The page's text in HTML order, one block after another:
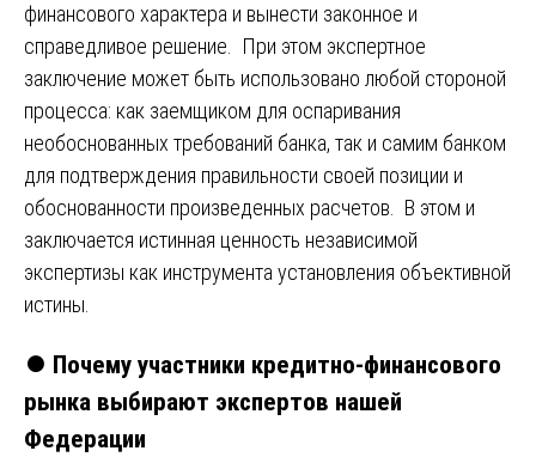
финансового характера и вынести законное и
справедливое решение. При этом экспертное
заключение может быть использовано любой стороной
процесса: как заемщиком для оспаривания
необоснованных требований банка, так и самим банком
для подтверждения правильности своей позиции и
обоснованности произведенных расчетов. В этом и
заключается истинная ценность независимой
экспертизы как инструмента установления объективной
истины.
⏺️ Почему участники кредитно-финансового
рынка выбирают экспертов нашей
Федерации